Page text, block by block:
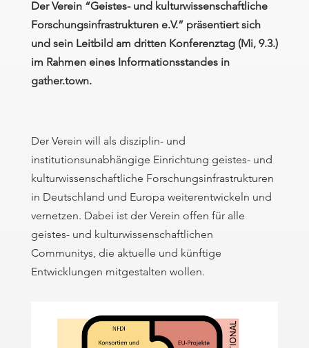
Der Verein “Geistes- und kulturwissenschaftliche
Forschungsinfrastrukturen e.V.” präsentiert sich
und sein Leitbild am dritten Konferenztag (Mi, 9.3.)
im Rahmen eines Informationsstandes in
gather.town.
Der Verein will als disziplin- und
institutionsunabhängige Einrichtung geistes- und
kulturwissenschaftliche Forschungsinfrastrukturen
in Deutschland und Europa weiterentwickeln und
vernetzen. Dabei ist der Verein offen für alle
geistes- und kulturwissenschaftlichen
Communitys, die aktuelle und künftige
Entwicklungen mitgestalten wollen.